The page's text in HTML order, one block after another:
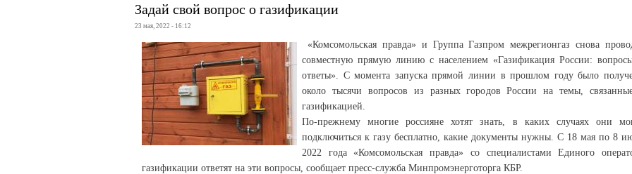
Задай свой вопрос о газификации
23 мая, 2022 - 16:12
«Комсомольская правда» и Группа Газпром межрегионгаз снова
совместную прямую линию с населением «Газификация России:
ответы». С момента запуска прямой линии в прошлом году было
около тысячи вопросов из разных городов России на темы,
газификацией.
По-прежнему многие россияне хотят знать, в каких случаях они
подключиться к газу бесплатно, какие документы нужны. С 18 мая по 8
2022 года «Комсомольская правда» со специалистами Единого
газификации ответят на эти вопросы, сообщает пресс-служба Минпромэнерготорга КБР.